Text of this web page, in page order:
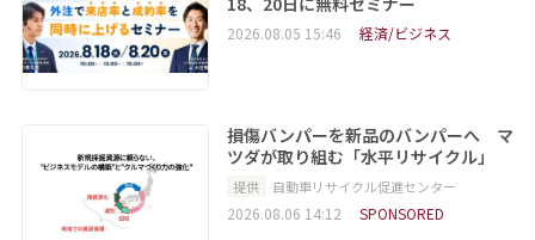
2026.08.05 15:46 経済/ビジネス
損傷バンパーを新品のバンパーへ マ
ツダが取り組む「水平リサイクル」
提供 自動車リサイクル促進センター
2026.08.06 14:12 SPONSORED